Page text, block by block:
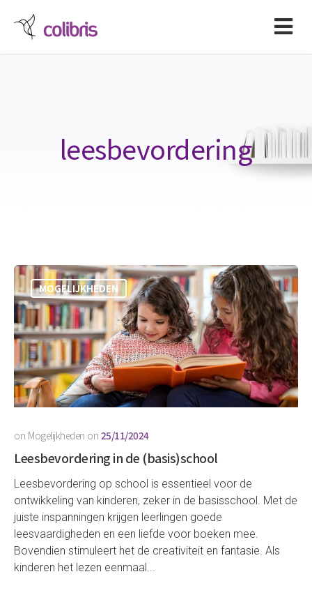
leesbevordering
MOGELIJKHEDEN
on Mogelijkheden on 25/11/2024
Leesbevordering in de (basis)school
Leesbevordering op school is essentieel voor de
ontwikkeling van kinderen, zeker in de basisschool. Met de
juiste inspanningen krijgen leerlingen goede
leesvaardigheden en een liefde voor boeken mee.
Bovendien stimuleert het de creativiteit en fantasie. Als
kinderen het lezen eenmaal...